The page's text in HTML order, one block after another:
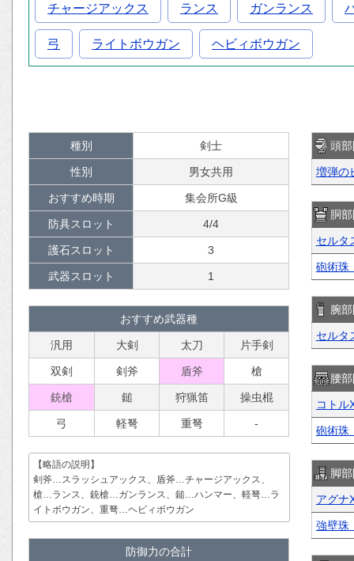
チャージアックス ランス ガンランス
弓 ライトボウガン ヘビィボウガン
種別 剣士
性別 男女共用
おすすめ時期 集会所G級
防具スロット 4/4
護石スロット 3
武器スロット 1
おすすめ武器種
汎用 大剣 太刀 片手剣
双剣 剣斧 盾斧 槍
銃槍 鎚 狩猟笛 操虫棍
弓 軽弩 重弩 -
【略語の説明】
剣斧…スラッシュアックス、盾斧…チャージアックス、
槍…ランス、銃槍…ガンランス、鎚…ハンマー、軽弩…ラ
イトボウガン、重弩…ヘビィボウガン
防御力の合計
頭
増弾の
胴
セルタ
砲術珠
腕
セルタ
腰
コトル
砲術珠
脚
アグナ
強壁珠